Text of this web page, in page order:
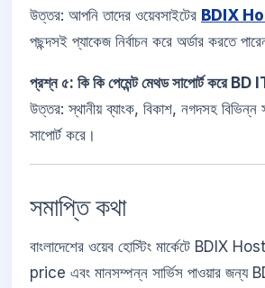
উত্তর: আপনি তাদের ওয়েবসাইটের BDIX
পছন্দসই প্যাকেজ নির্বাচন করে অর্ডার করতে
প্রশ্ন ৫: কি কি পেমেন্ট মেথড সাপোর্ট করে
উত্তর: স্থানীয় ব্যাংক, বিকাশ, নগদসহ বিভিন্ন
সাপোর্ট করে।
সমাপ্তি কথা
বাংলাদেশের ওয়েব হোস্টিং মার্কেটে
price এবং মানসম্পন্ন সার্ভিস পাওয়ার